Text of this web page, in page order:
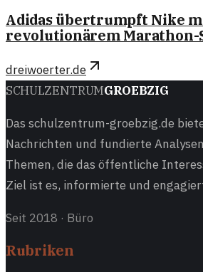
Adidas übertrumpft Nike
revolutionärem Marathon-
dreiwoerter.de
SCHULZENTRUMGROEBZIG
Das schulzentrum-groebzig.de
Nachrichten und fundierte
Themen, die das öffentliche
Ziel ist es, informierte und
Seit 2018 · Büro
Rubriken